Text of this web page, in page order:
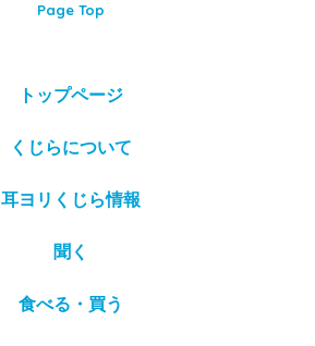
Page Top
トップページ
くじらについて
耳ヨリくじら情報
聞く
食べる・買う